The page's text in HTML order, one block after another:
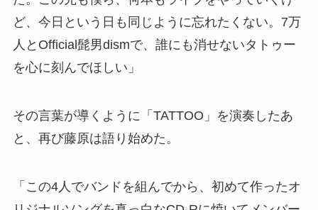
ど、今日という日も同じように忘れたくない。7万
人とOfficial髭男dismで、誰にも消せないタトゥー
を心に刻んでほしい」
その言葉が導くように「TATTOO」を演奏したあ
と、再び藤原は語り始めた。
「この4人でバンドを組んでから、初めて作ったオ